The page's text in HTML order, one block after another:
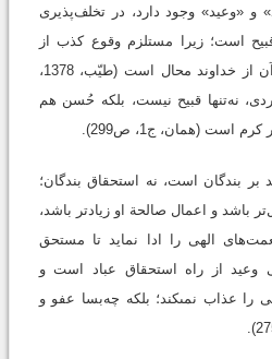
«وعید» وجود دارد، در تخلف‌پذیری
است؛ زیرا مستلزم وقوع کذب از
طرف خداوند است و صدور آن از خداوند محال است (طيّب، 1378،
نه‌تنها قبیح نیست، بلکه حُسن هم
است (همان، ج‏1، ص299).
بندگان است، نه استحقاق بندگان؛
باشد و اعمال صالحة او زيادتر باشد،
الهى را ادا نماید تا مستحق
وعيد از راه استحقاق عباد است و
را عذاب نمى‏كند؛ بلكه چه‌بسا عفو و